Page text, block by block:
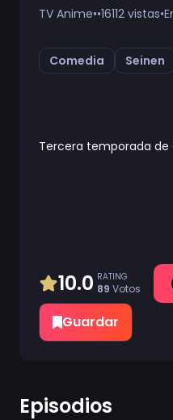
TV Anime••16112 vistas•
Comedia Seinen
Tercera temporada de
10.0 RATING
89 Votos
Guardar
Episodios